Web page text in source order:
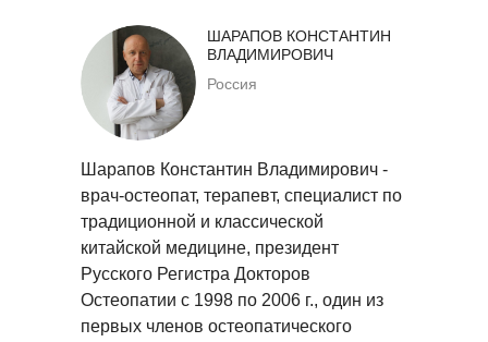
Шарапов Константин Владимирович -
врач-остеопат, терапевт, специалист по
традиционной и классической
китайской медицине, президент
Русского Регистра Докторов
Остеопатии с 1998 по 2006 г., один из
первых членов остеопатического
ШАРАПОВ КОНСТАНТИН
ВЛАДИМИРОВИЧ
Россия